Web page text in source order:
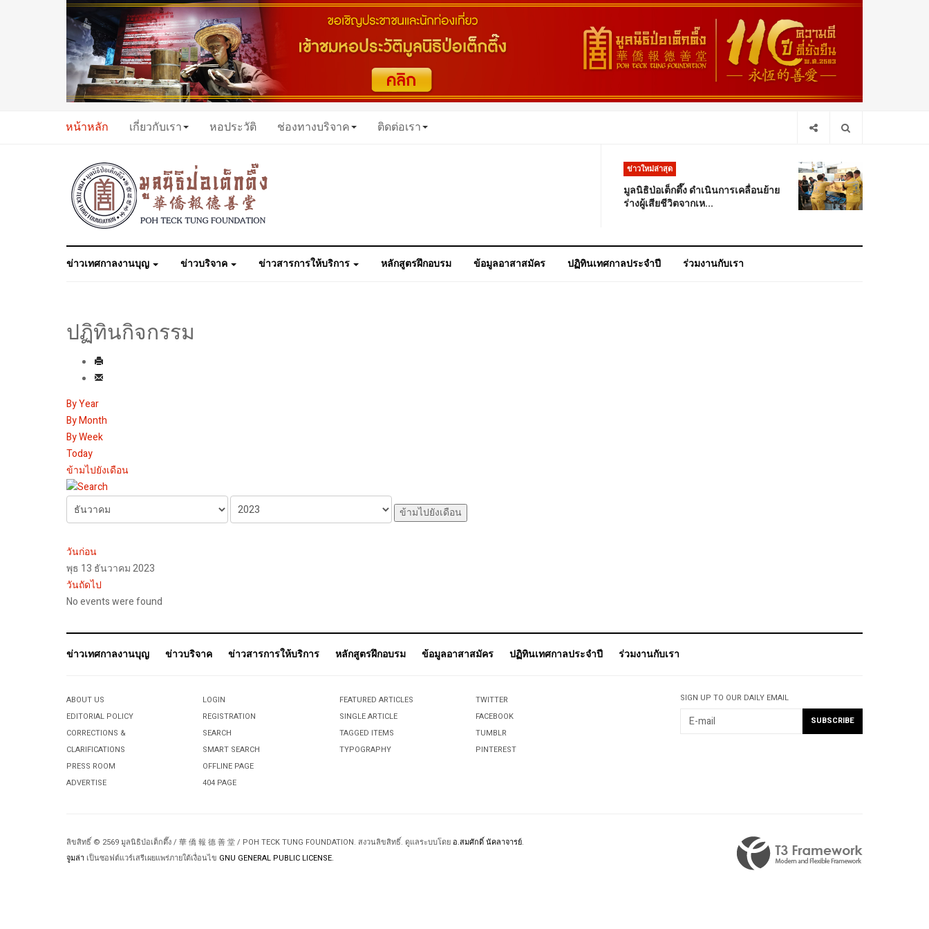
หน้าหลัก เกี่ยวกับเรา หอประวัติ ช่องทางบริจาค ติดต่อเรา
ข่าวใหม่ล่าสุด
มูลนิธิป่อเต็กตึ๊ง ดำเนินการเคลื่อนย้าย
ร่างผู้เสียชีวิตจากเห...
ข่าวเทศกาลงานบุญ ข่าวบริจาค ข่าวสารการให้บริการ หลักสูตรฝึกอบรม ข้อมูลอาสาสมัคร ปฏิทินเทศกาลประจำปี ร่วมงานกับเรา
ปฏิทินกิจกรรม
By Year
By Month
By Week
Today
ข้ามไปยังเดือน
ข้ามไปยังเดือน
วันก่อน
พุธ 13 ธันวาคม 2023
วันถัดไป
No events were found
ข่าวเทศกาลงานบุญ ข่าวบริจาค ข่าวสารการให้บริการ หลักสูตรฝึกอบรม ข้อมูลอาสาสมัคร ปฏิทินเทศกาลประจำปี ร่วมงานกับเรา
ABOUT US
EDITORIAL POLICY
CORRECTIONS &
CLARIFICATIONS
PRESS ROOM
ADVERTISE
LOGIN
REGISTRATION
SEARCH
SMART SEARCH
OFFLINE PAGE
404 PAGE
FEATURED ARTICLES
SINGLE ARTICLE
TAGGED ITEMS
TYPOGRAPHY
TWITTER
FACEBOOK
TUMBLR
PINTEREST
SIGN UP TO OUR DAILY EMAIL
ลิขสิทธิ์ © 2569 มูลนิธิป่อเต็กตึ๊ง / 華 僑 報 德 善 堂 / POH TECK TUNG FOUNDATION. สงวนลิขสิทธิ์. ดูแลระบบโดย อ.สมศักดิ์ นัคลาจารย์.
จูมล่า เป็นซอฟต์แวร์เสรีเผยแพร่ภายใต้เงื่อนไข GNU GENERAL PUBLIC LICENSE.